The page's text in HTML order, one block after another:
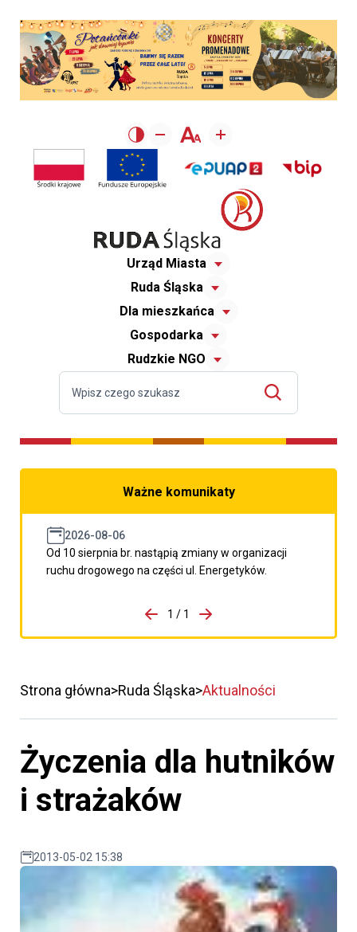
Urząd Miasta
Ruda Śląska
Dla mieszkańca
Gospodarka
Rudzkie NGO
Ważne komunikaty
2026-08-06
Od 10 sierpnia br. nastąpią zmiany w organizacji
ruchu drogowego na części ul. Energetyków.
porzpedniego komunikatu
1 / 1
Przejdź do następnego
Strona główna Ruda Śląska Aktualności
Życzenia dla hutników
i strażaków
2013-05-02 15:38